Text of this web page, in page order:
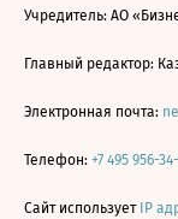
Учредитель: АО
Главный редактор:
Электронная почта:
Телефон: +7 495 956-
Сайт использует IP